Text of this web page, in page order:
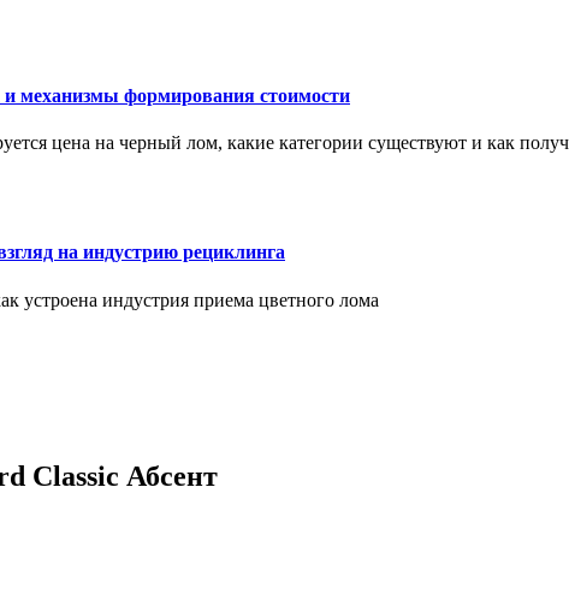
механизмы формирования стоимости
цена на черный лом, какие категории существуют и как
на индустрию рециклинга
устроена индустрия приема цветного лома
Classic Абсент